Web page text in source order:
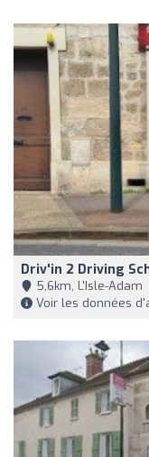
Driv'in 2 Driving
5,6km, L'Isle-Adam
Voir les données